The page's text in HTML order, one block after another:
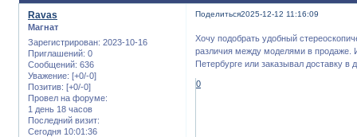
Поделиться2025-12-12 11:16:09
Ravas
Магнат
Зарегистрирован: 2023-10-16
Приглашений: 0
Сообщений: 636
Уважение: [+0/-0]
Позитив: [+0/-0]
Провел на форуме:
1 день 18 часов
Последний визит:
Сегодня 10:01:36
Хочу подобрать удобный
различия между моделями в продаже.
Петербурге или заказывал доставку в
0